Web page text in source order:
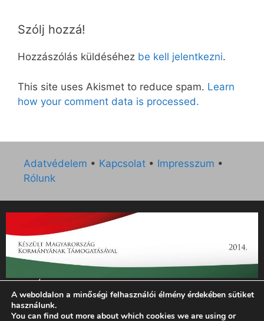
Szólj hozzá!
Hozzászólás küldéséhez be kell jelentkezni.
This site uses Akismet to reduce spam. Learn
how your comment data is processed.
Adatvédelem • Kapcsolat • Impresszum •
Rólunk
„Az Új Ember katolikus hetilap 2014. évi működésének
támogatását az EGYH-KCP-14-P-0121 sz. támogatási
szerződés keretében 3 000 000 Ft összegben támogatta az
A weboldalon a minőségi felhasználói élmény érdekében sütiket
használunk.
You can find out more about which cookies we are using or